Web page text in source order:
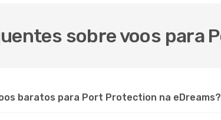
sobre voos para
baratos para Port Protection na eDreams?